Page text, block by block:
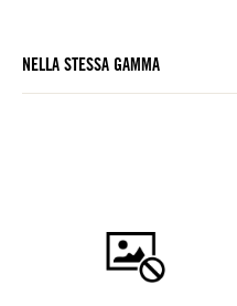
NELLA STESSA GAMMA